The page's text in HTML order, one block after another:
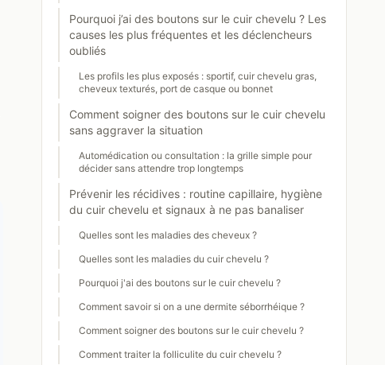
Pourquoi j’ai des boutons sur le cuir chevelu ? Les
causes les plus fréquentes et les déclencheurs
oubliés
Les profils les plus exposés : sportif, cuir chevelu gras,
cheveux texturés, port de casque ou bonnet
Comment soigner des boutons sur le cuir chevelu
sans aggraver la situation
Automédication ou consultation : la grille simple pour
décider sans attendre trop longtemps
Prévenir les récidives : routine capillaire, hygiène
du cuir chevelu et signaux à ne pas banaliser
Quelles sont les maladies des cheveux ?
Quelles sont les maladies du cuir chevelu ?
Pourquoi j'ai des boutons sur le cuir chevelu ?
Comment savoir si on a une dermite séborrhéique ?
Comment soigner des boutons sur le cuir chevelu ?
Comment traiter la folliculite du cuir chevelu ?